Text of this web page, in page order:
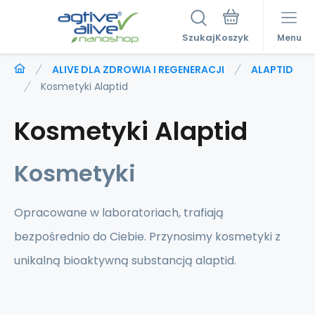
Szukaj Menu
ALIVE DLA ZDROWIA I REGENERACJI
ALAPTID
Kosmetyki Alaptid
Kosmetyki Alaptid
Kosmetyki
Opracowane w laboratoriach, trafiają
bezpośrednio do Ciebie. Przynosimy kosmetyki z
unikalną bioaktywną substancją alaptid.